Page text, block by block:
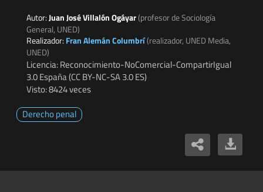
Autor:Juan José Villalón Ogáyar(profesor de Sociología
General, UNED)
Realizador: Fran Alemán Columbrí(realizador, UNED Media,
UNED)
Licencia: Reconocimiento-NoComercial-CompartirIgual
3.0 España (CC BY-NC-SA 3.0 ES)
Visto: 8424 veces
Derecho penal